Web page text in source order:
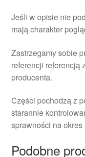
Jeśli w opisie nie
mają charakter
Zastrzegamy sobie
referencji referencją
producenta.
Części pochodzą z
starannie
sprawności na okres
Podobne